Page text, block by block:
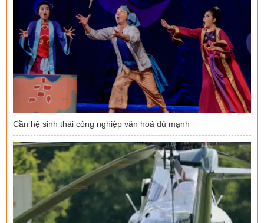
Cần hệ sinh thái công nghiệp văn hoá đủ mạnh